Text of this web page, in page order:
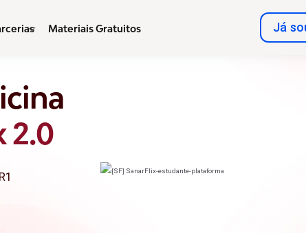
Show submenu for Parcerias
Materiais Gratuitos Já
2.0